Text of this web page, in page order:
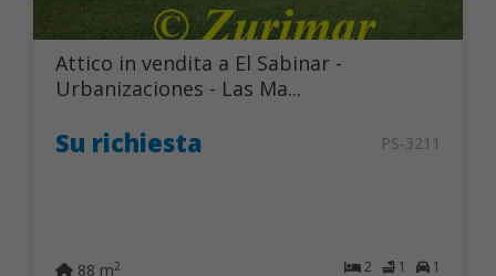
Attico in vendita a El Sabinar -
Urbanizaciones - Las Ma...
Su richiesta PS-3211
2 1 1
88 m2